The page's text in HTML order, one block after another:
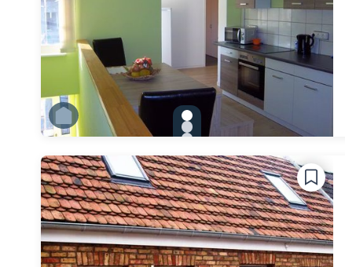
gallery.slide_selector
Zu Slide 1 wechseln
Zu Slide 2 wechseln
Zu Slide 4 wechseln
Zu Slide 5 wechseln